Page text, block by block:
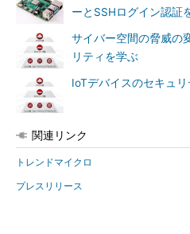
ーとSSHログイン認証
サイバー空間の脅威の
リティを学ぶ
IoTデバイスのセキュ
関連リンク
トレンドマイクロ
プレスリリース